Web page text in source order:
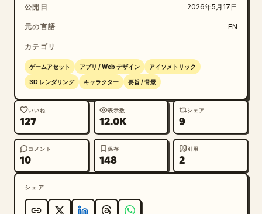
または騎士 1 体、黄金の杖を持った金髪のクレリック 1
体、盾を持った巨大な角のあるタンク戦士 1 体、小さな
ベンチキャラクターを 1 体追加する。
左側の特性パネル: 6 行の垂直シナジーリストを作成す
ラス名、現在のカウント、しきい値を表示する。フランス
語のテキストを維持すること: 「Guerrier」（4、2 /
4 / 6）、「Mage」（3、3 / 6 / 9）、「Assassin」
（2、2 / 4 / 6）、「Gardien」（2、2 / 4 / 6）、
「Elfe」（1 / 2）、「Nécromancien」（1 / 2）。
右側のリーダーボード: 8 人のプレイヤーリストを垂直
に配置する。各プレイヤーは、右側に円形のアバターと体
公開日 2026年5月17日
元の言語 EN
カテゴリ
ゲームアセット アプリ / Web デザイン アイソメトリック
3D レンダリング キャラクター 要旨 / 背景
いいね
127
表示数
12.0K
シェア
9
コメント
10
保存
148
引用
2
シェア